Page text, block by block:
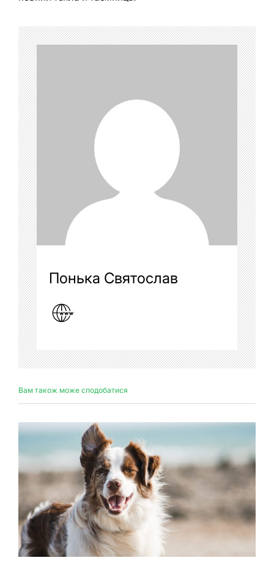
Понька Святослав
Вам також може сподобатися